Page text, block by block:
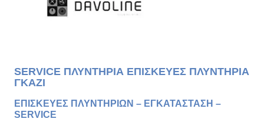
SERVICE ΠΛΥΝΤΗΡΙΑ ΕΠΙΣΚΕΥΕΣ ΠΛΥΝΤΗΡΙΑ
ΓΚΑΖΙ
ΕΠΙΣΚΕΥΕΣ ΠΛΥΝΤΗΡΙΩΝ – ΕΓΚΑΤΑΣΤΑΣΗ –
SERVICE